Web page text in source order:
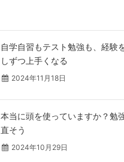
自学自習もテスト勉強も、経験
しずつ上手くなる
2024年11月18日
本当に頭を使っていますか？勉
直そう
2024年10月29日